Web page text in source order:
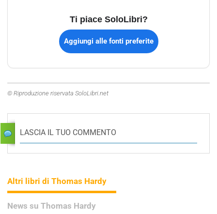
Ti piace SoloLibri?
Aggiungi alle fonti preferite
© Riproduzione riservata SoloLibri.net
LASCIA IL TUO COMMENTO
Altri libri di Thomas Hardy
News su Thomas Hardy